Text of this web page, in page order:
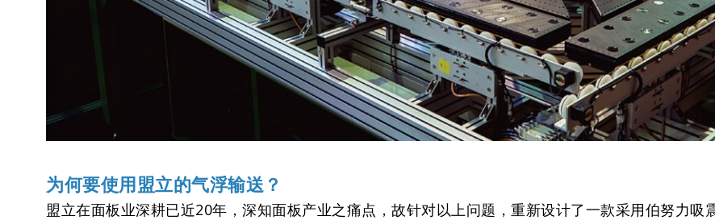
为何要使用盟立的气浮输送？
盟立在面板业深耕已近20年，深知面板产业之痛点，故针对以上问题，重新设计了一款采用伯努力